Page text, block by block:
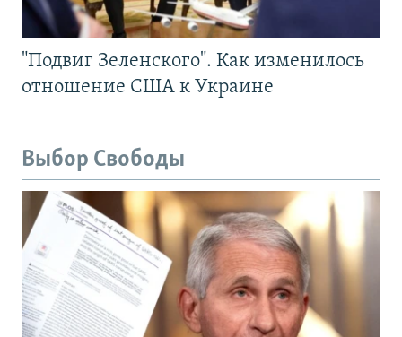
"Подвиг Зеленского". Как изменилось
отношение США к Украине
Выбор Свободы